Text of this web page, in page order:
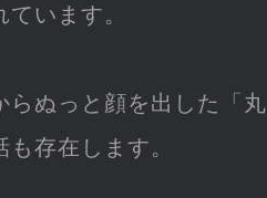
います。
らぬっと顔を出した「丸
存在します。